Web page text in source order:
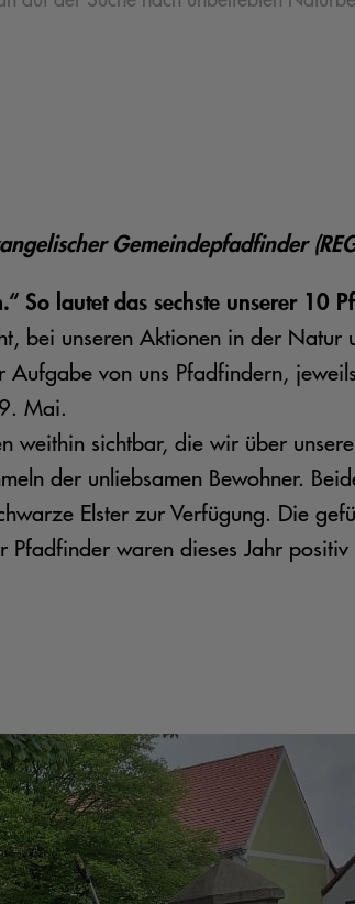
Gemeindepfadfinder
So lautet das sechste unserer 10
bei unseren Aktionen in der Natur
von uns Pfadfindern,
Mai.
weithin sichtbar, die wir über
der unliebsamen Bewohner.
Elster zur Verfügung. Die
Pfadfinder waren dieses Jahr